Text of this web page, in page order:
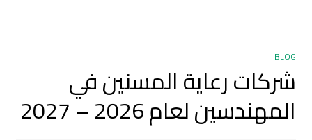
BLOG
شركات رعاية المسنين في
المهندسين لعام 2026 – 2027